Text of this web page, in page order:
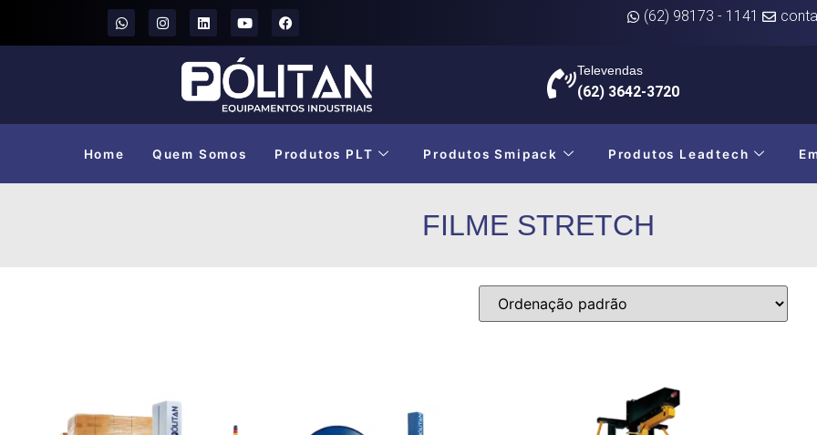
(62) 98173 - 1141
Televendas
(62) 3642-3720
Home Quem Somos Produtos PLT Produtos Smipack Produtos Leadtech
FILME STRETCH